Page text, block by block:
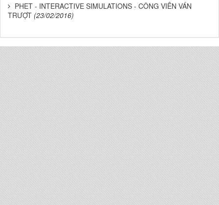
PHET - INTERACTIVE SIMULATIONS - CÔNG VIÊN VÁN
TRƯỢT (23/02/2016)